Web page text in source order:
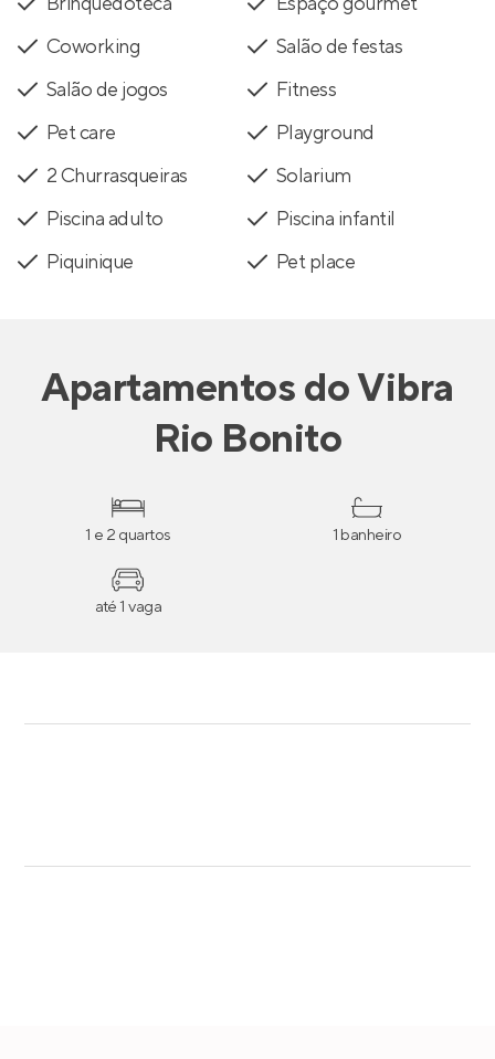
Coworking
Salão de festas
Salão de jogos
Fitness
Pet care
Playground
2 Churrasqueiras
Solarium
Piscina adulto
Piscina infantil
Piquinique
Pet place
ApartamentosdoVibra
Rio Bonito
1 e 2 quartos 1 banheiro
até 1 vaga